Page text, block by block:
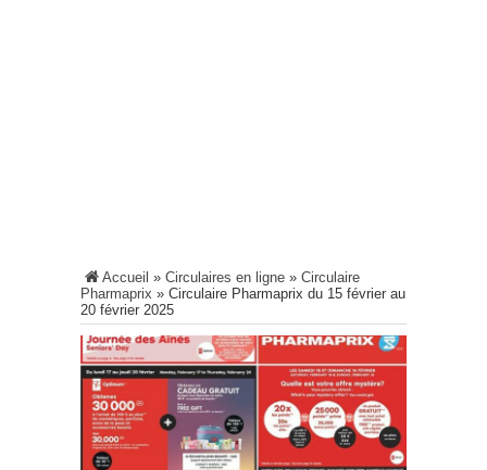
Accueil » Circulaires en ligne » Circulaire
Pharmaprix » Circulaire Pharmaprix du 15 février au
20 février 2025